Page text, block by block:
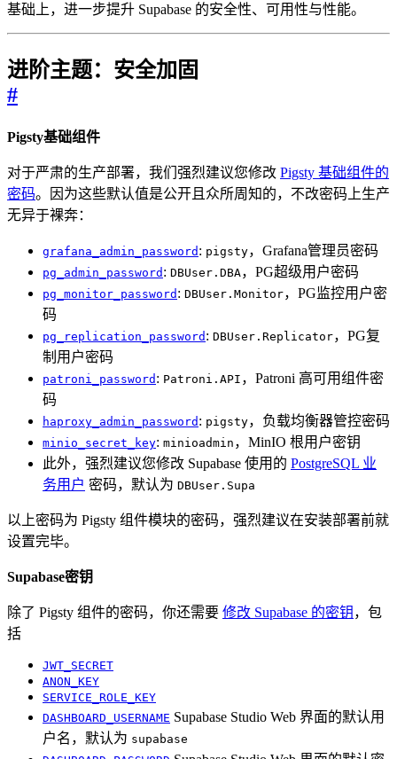
基础上，进一步提升 Supabase 的安全性、可用性与性能。
进阶主题：安全加固
#
Pigsty基础组件
对于严肃的生产部署，我们强烈建议您修改 Pigsty 基础组件的
密码。因为这些默认值是公开且众所周知的，不改密码上生产
无异于裸奔：
grafana_admin_password : pigsty，Grafana管理员密码
pg_admin_password : DBUser.DBA，PG超级用户密码
pg_monitor_password : DBUser.Monitor，PG监控用户密
码
pg_replication_password : DBUser.Replicator，PG复
制用户密码
patroni_password : Patroni.API ，Patroni 高可用组件密
码
haproxy_admin_password : pigsty，负载均衡器管控密码
minio_secret_key: minioadmin ，MinIO 根用户密钥
此外，强烈建议您修改 Supabase 使用的 PostgreSQL 业
务用户 密码，默认为 DBUser.Supa
以上密码为 Pigsty 组件模块的密码，强烈建议在安装部署前就
设置完毕。
Supabase密钥
除了 Pigsty 组件的密码，你还需要 修改 Supabase 的密钥 ，包
括
JWT_SECRET
ANON_KEY
SERVICE_ROLE_KEY
DASHBOARD_USERNAME Supabase Studio Web 界面的默认用
户名，默认为 supabase